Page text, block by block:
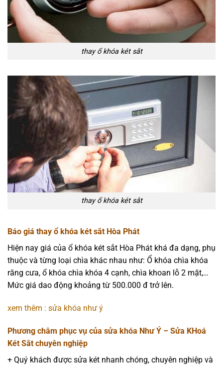
thay ổ khóa két sắt
thay ổ khóa két sắt
Báo giá thay ổ khóa két sắt Hòa Phát
Hiện nay giá của ổ khóa két sắt Hòa Phát khá đa dạng, phụ
thuộc và từng loại chìa khác nhau như: Ổ khóa chìa khóa
răng cưa, ổ khóa chìa khóa 4 cạnh, chìa khoan lỗ 2 mặt,…
Mức giá dao động khoảng từ 500.000 đ trở lên.
xem thêm : sửa khóa như ý
Phương châm phục vụ của sửa khóa Như Ý – Sửa KHoá
Két Sắt chuyên nghiệp
+ Quý khách được sửa két nhanh chóng, chuyên nghiệp và